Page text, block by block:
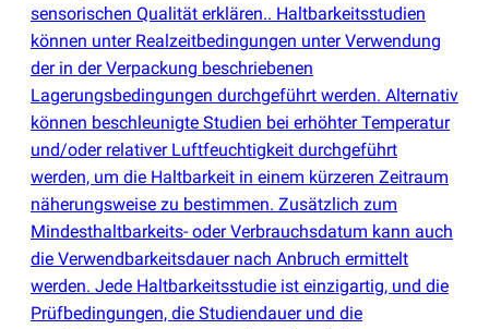
sensorischen Qualität erklären.. Haltbarkeitsstudien
können unter Realzeitbedingungen unter Verwendung
der in der Verpackung beschriebenen
Lagerungsbedingungen durchgeführt werden. Alternativ
können beschleunigte Studien bei erhöhter Temperatur
und/oder relativer Luftfeuchtigkeit durchgeführt
werden, um die Haltbarkeit in einem kürzeren Zeitraum
näherungsweise zu bestimmen. Zusätzlich zum
Mindesthaltbarkeits- oder Verbrauchsdatum kann auch
die Verwendbarkeitsdauer nach Anbruch ermittelt
werden. Jede Haltbarkeitsstudie ist einzigartig, und die
Prüfbedingungen, die Studiendauer und die